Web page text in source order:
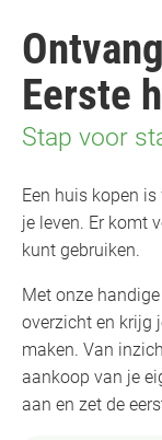
Eerste
Stap voor
Een huis kopen
je leven. Er komt
kunt gebruiken.
Met onze
overzicht en krijg
maken. Van
aankoop van je
aan en zet de